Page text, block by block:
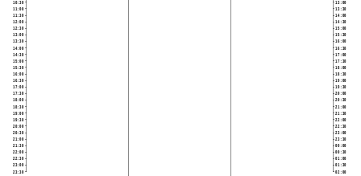
10:30
11:00
11:30
12:00
12:30
13:00
13:30
14:00
14:30
15:00
15:30
16:00
16:30
17:00
17:30
18:00
18:30
19:00
19:30
20:00
20:30
21:00
21:30
22:00
22:30
23:00
23:30
13:00
13:30
14:00
14:30
15:00
15:30
16:00
16:30
17:00
17:30
18:00
18:30
19:00
19:30
20:00
20:30
21:00
21:30
22:00
22:30
23:00
23:30
00:00
00:30
01:00
01:30
02:00